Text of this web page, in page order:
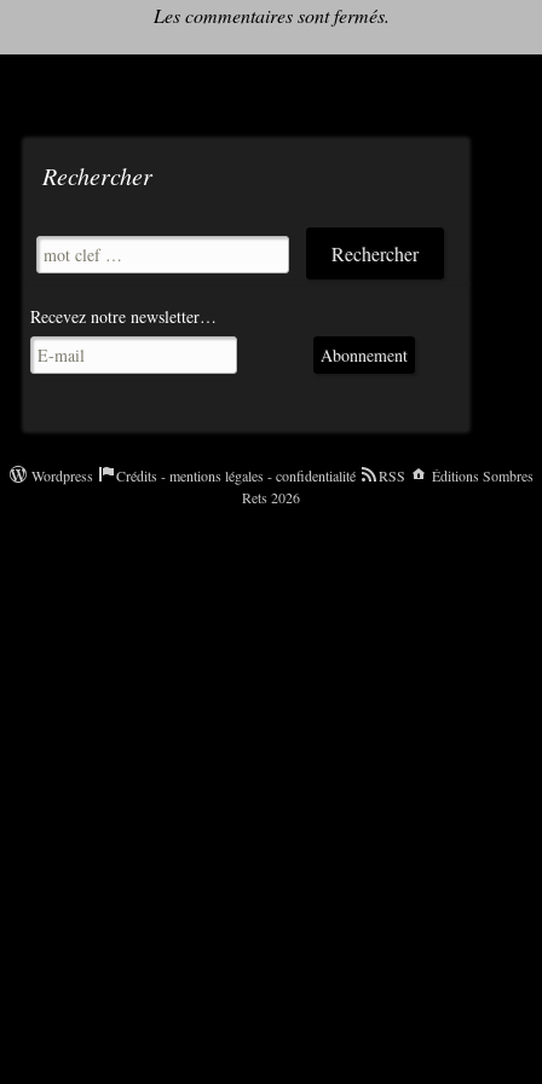
Les commentaires sont fermés.
Rechercher
Recevez notre newsletter…
Abonnement
Wordpress Crédits - mentions légales - confidentialité RSS
Éditions Sombres
Rets 2026